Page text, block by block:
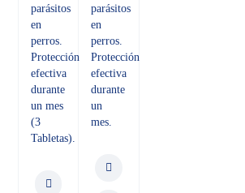
parásitos
en
perros.
Protección
efectiva
durante
un mes
(3
Tabletas).
parásitos
en
perros.
Protección
efectiva
durante
un
mes.